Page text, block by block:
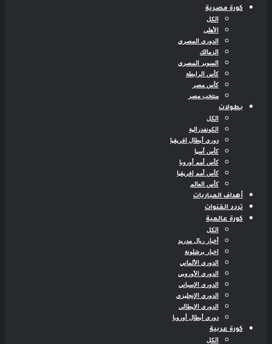
كورة مصرية
الكل
الأهلى
الدوري المصري
الزمالك
السوبر المصري
كأس الرابطة
كأس مصر
منتخب مصر
بطولات
الكل
الكونفدرالية
دوري أبطال إفريقيا
كأس أسيا
كأس أمم أوروبا
كأس أمم إفريقيا
كأس العالم
أهداف المباريات
تردد القنوات
كورة عالمية
الكل
أخبار ريال مدريد
اخبار برشلونة
الدوري الألماني
الدوري الأوروبي
الدوري الإسباني
الدوري الإنجليزي
الدوري الإيطالي
دوري أبطال أوروبا
كورة عربية
الكل